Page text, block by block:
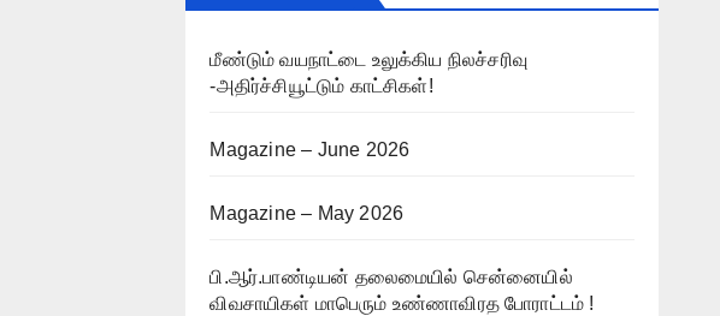
மீண்டும் வயநாட்டை உலுக்கிய நிலச்சரிவு
-அதிர்ச்சியூட்டும் காட்சிகள்!
Magazine – June 2026
Magazine – May 2026
பி.ஆர்.பாண்டியன் தலைமையில் சென்னையில்
விவசாயிகள் மாபெரும் உண்ணாவிரத போராட்டம் !